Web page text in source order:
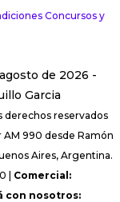
Concursos y
de 2026 -
Garcia
derechos reservados
AM 990 desde Ramón
Aires, Argentina.
| Comercial:
con nosotros: